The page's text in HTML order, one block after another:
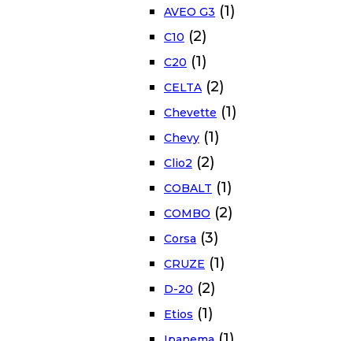
AVEO G3 (1)
C10 (2)
C20 (1)
CELTA (2)
Chevette (1)
Chevy (1)
Clio2 (2)
COBALT (1)
COMBO (2)
Corsa (3)
CRUZE (1)
D-20 (2)
Etios (1)